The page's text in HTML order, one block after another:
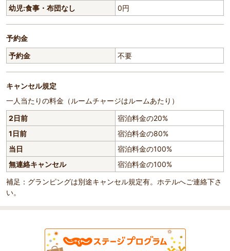
幼児:食事・布団なし
0円
予約金
予約金
不要
キャンセル規定
一人当たりの料金（ルームチャージはルームあたり）
2日前
宿泊料金の20%
1日前
宿泊料金の80%
当日
宿泊料金の100%
無連絡キャンセル
宿泊料金の100%
補足：グランピングは別途キャンセル規定有。ホテルへご連絡下さ
い。